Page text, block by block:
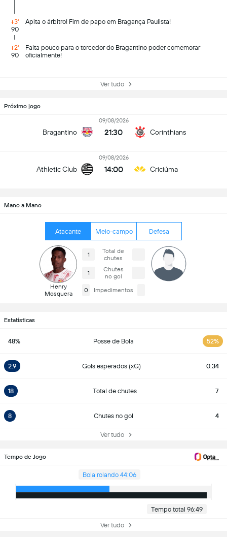
+3'
90
Apita o árbitro! Fim de papo em Bragança Paulista!
+2'
90
Falta pouco para o torcedor do Bragantino poder comemorar
oficialmente!
Ver tudo
Próximo jogo
Bragantino
09/08/2026
21:30 Corinthians
Athletic Club
09/08/2026
14:00 Criciúma
Mano a Mano
Atacante Meio-campo Defesa
Henry
Mosquera
1
Total de
chutes
1
Chutes
no gol
0
Impedimentos
Estatísticas
48% Posse de Bola 52%
2.9 Gols esperados (xG) 0.34
18 Total de chutes 7
8 Chutes no gol 4
Ver tudo
Tempo de Jogo
Bola rolando 44:06
Tempo total 96:49
Ver tudo